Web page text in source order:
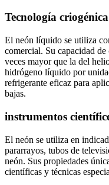
Tecnología criogénica
El neón líquido se utiliza
comercial. Su capacidad
veces mayor que la del
hidrógeno líquido por
refrigerante eficaz para
bajas.
instrumentos
El neón se utiliza en
pararrayos, tubos de
neón. Sus propiedades
científicas y técnicas